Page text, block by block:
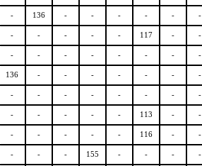
- 136 - - - - - -
- - - - - 117 - -
- - - - - - - -
136 - - - - - - -
- - - - - - - -
- - - - - 113 - -
- - - - - 116 - -
- - - 155 - - - -